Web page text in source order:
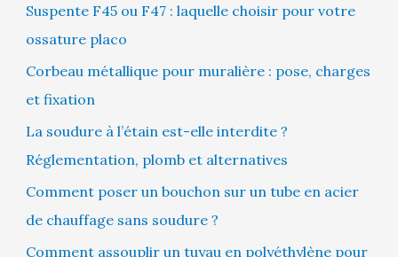
Suspente F45 ou F47 : laquelle choisir pour votre
ossature placo
Corbeau métallique pour muralière : pose, charges
et fixation
La soudure à l’étain est-elle interdite ?
Réglementation, plomb et alternatives
Comment poser un bouchon sur un tube en acier
de chauffage sans soudure ?
Comment assouplir un tuyau en polyéthylène pour